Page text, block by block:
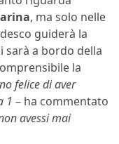
, ma solo nelle
guiderà la
a bordo della
la
felice di aver
1 – ha commentato
avessi mai